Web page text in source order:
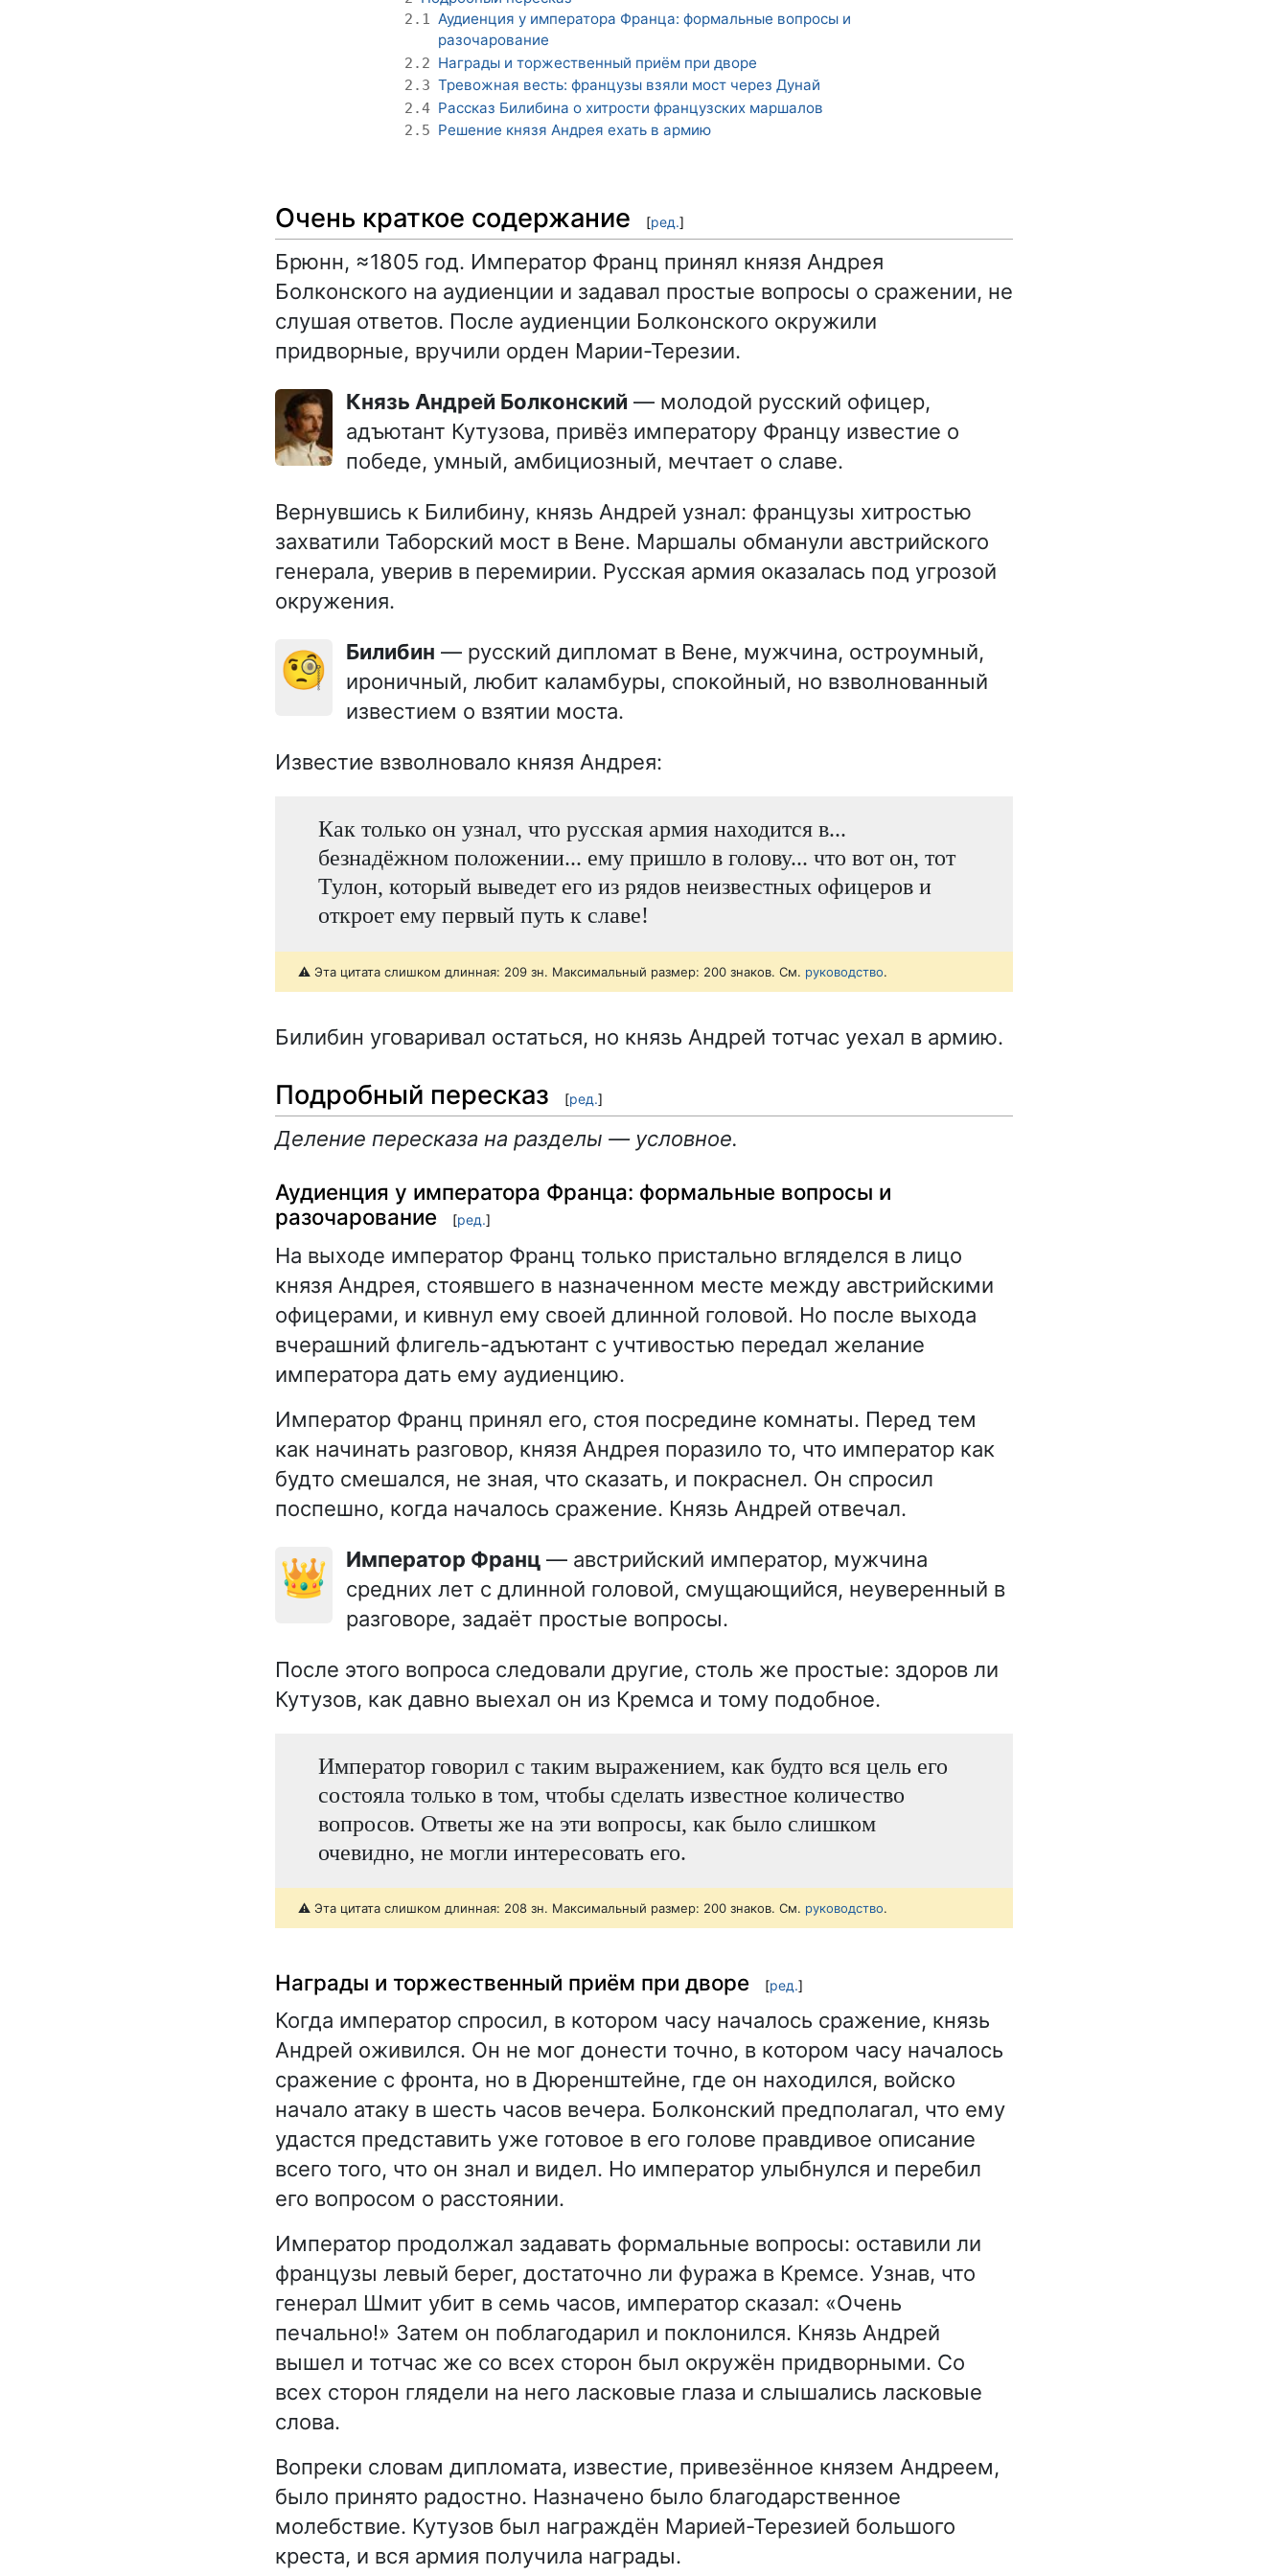
2.1 Аудиенция у императора Франца: формальные вопросы и
разочарование
2.2 Награды и торжественный приём при дворе
2.3 Тревожная весть: французы взяли мост через Дунай
2.4 Рассказ Билибина о хитрости французских маршалов
2.5 Решение князя Андрея ехать в армию
Очень краткое содержание [ред.]
Брюнн, ≈1805 год. Император Франц принял князя Андрея
Болконского на аудиенции и задавал простые вопросы о сражении, не
слушая ответов. После аудиенции Болконского окружили
придворные, вручили орден Марии-Терезии.
Князь Андрей Болконский — молодой русский офицер,
адъютант Кутузова, привёз императору Францу известие о
победе, умный, амбициозный, мечтает о славе.
Вернувшись к Билибину, князь Андрей узнал: французы хитростью
захватили Таборский мост в Вене. Маршалы обманули австрийского
генерала, уверив в перемирии. Русская армия оказалась под угрозой
окружения.
🧐 Билибин — русский дипломат в Вене, мужчина, остроумный,
ироничный, любит каламбуры, спокойный, но взволнованный
известием о взятии моста.
Известие взволновало князя Андрея:
Как только он узнал, что русская армия находится в...
безнадёжном положении... ему пришло в голову... что вот он, тот
Тулон, который выведет его из рядов неизвестных офицеров и
откроет ему первый путь к славе!
⚠️ Эта цитата слишком длинная: 209 зн. Максимальный размер: 200 знаков. См. руководство.
Билибин уговаривал остаться, но князь Андрей тотчас уехал в армию.
Подробный пересказ [ред.]
Деление пересказа на разделы — условное.
Аудиенция у императора Франца: формальные вопросы и
разочарование
[ред.]
На выходе император Франц только пристально вгляделся в лицо
князя Андрея, стоявшего в назначенном месте между австрийскими
офицерами, и кивнул ему своей длинной головой. Но после выхода
вчерашний флигель-адъютант с учтивостью передал желание
императора дать ему аудиенцию.
Император Франц принял его, стоя посредине комнаты. Перед тем
как начинать разговор, князя Андрея поразило то, что император как
будто смешался, не зная, что сказать, и покраснел. Он спросил
поспешно, когда началось сражение. Князь Андрей отвечал.
👑 Император Франц — австрийский император, мужчина
средних лет с длинной головой, смущающийся, неуверенный в
разговоре, задаёт простые вопросы.
После этого вопроса следовали другие, столь же простые: здоров ли
Кутузов, как давно выехал он из Кремса и тому подобное.
Император говорил с таким выражением, как будто вся цель его
состояла только в том, чтобы сделать известное количество
вопросов. Ответы же на эти вопросы, как было слишком
очевидно, не могли интересовать его.
⚠️ Эта цитата слишком длинная: 208 зн. Максимальный размер: 200 знаков. См. руководство.
Награды и торжественный приём при дворе [ред.]
Когда император спросил, в котором часу началось сражение, князь
Андрей оживился. Он не мог донести точно, в котором часу началось
сражение с фронта, но в Дюренштейне, где он находился, войско
начало атаку в шесть часов вечера. Болконский предполагал, что ему
удастся представить уже готовое в его голове правдивое описание
всего того, что он знал и видел. Но император улыбнулся и перебил
его вопросом о расстоянии.
Император продолжал задавать формальные вопросы: оставили ли
французы левый берег, достаточно ли фуража в Кремсе. Узнав, что
генерал Шмит убит в семь часов, император сказал: «Очень
печально!» Затем он поблагодарил и поклонился. Князь Андрей
вышел и тотчас же со всех сторон был окружён придворными. Со
всех сторон глядели на него ласковые глаза и слышались ласковые
слова.
Вопреки словам дипломата, известие, привезённое князем Андреем,
было принято радостно. Назначено было благодарственное
молебствие. Кутузов был награждён Марией-Терезией большого
креста, и вся армия получила награды.